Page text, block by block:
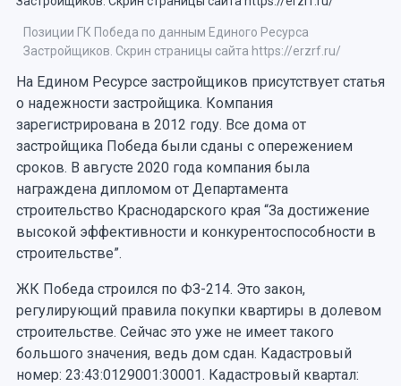
Позиции ГК Победа по данным Единого Ресурса
Застройщиков. Скрин страницы сайта https://erzrf.ru/
На Едином Ресурсе застройщиков присутствует статья
о надежности застройщика. Компания
зарегистрирована в 2012 году. Все дома от
застройщика Победа были сданы с опережением
сроков. В августе 2020 года компания была
награждена дипломом от Департамента
строительство Краснодарского края “За достижение
высокой эффективности и конкурентоспособности в
строительстве”.
ЖК Победа строился по ФЗ-214. Это закон,
регулирующий правила покупки квартиры в долевом
строительстве. Сейчас это уже не имеет такого
большого значения, ведь дом сдан. Кадастровый
номер: 23:43:0129001:30001. Кадастровый квартал: